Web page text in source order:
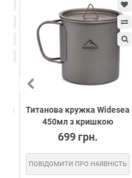
Титанова кружка Widesea
450мл з кришкою
699 грн.
ПОВІДОМИТИ ПРО НАЯВНІСТЬ